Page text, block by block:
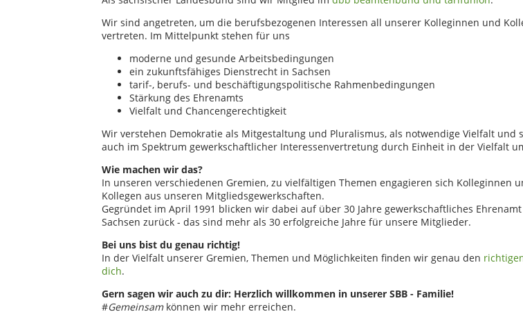
Wir sind angetreten, um die berufsbezogenen Interessen all unserer Kolleginnen und
vertreten. Im Mittelpunkt stehen für uns
moderne und gesunde Arbeitsbedingungen
ein zukunftsfähiges Dienstrecht in Sachsen
tarif-, berufs- und beschäftigungspolitische Rahmenbedingungen
Stärkung des Ehrenamts
Vielfalt und Chancengerechtigkeit
Wir verstehen Demokratie als Mitgestaltung und Pluralismus, als notwendige Vielfalt und
auch im Spektrum gewerkschaftlicher Interessenvertretung durch Einheit in der Vielfalt
Wie machen wir das?
In unseren verschiedenen Gremien, zu vielfältigen Themen engagieren sich Kolleginnen
Kollegen aus unseren Mitgliedsgewerkschaften.
Gegründet im April 1991 blicken wir dabei auf über 30 Jahre gewerkschaftliches
Sachsen zurück - das sind mehr als 30 erfolgreiche Jahre für unsere Mitglieder.
Bei uns bist du genau richtig!
In der Vielfalt unserer Gremien, Themen und Möglichkeiten finden wir genau den
dich.
Gern sagen wir auch zu dir: Herzlich willkommen in unserer SBB - Familie!
#Gemeinsam können wir mehr erreichen.